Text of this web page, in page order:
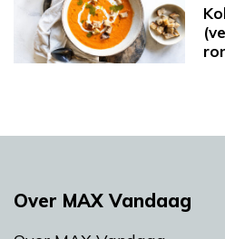
Over MAX Vandaag